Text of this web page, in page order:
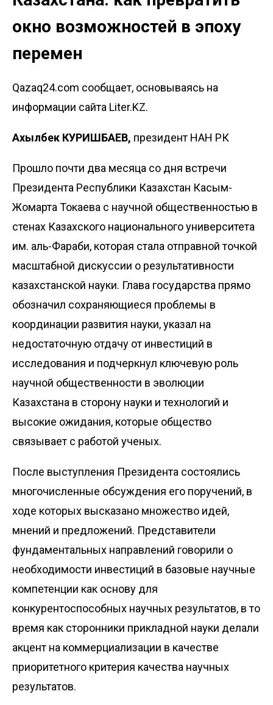
окно возможностей в эпоху
перемен
Qazaq24.com сообщает, основываясь на
информации сайта Liter.KZ.
Ахылбек КУРИШБАЕВ, президент НАН РК
Прошло почти два месяца со дня встречи
Президента Республики Казахстан Касым-
Жомарта Токаева с научной общественностью в
стенах Казахского национального университета
им. аль-Фараби, которая стала отправной точкой
масштабной дискуссии о результативности
казахстанской науки. Глава государства прямо
обозначил сохраняющиеся проблемы в
координации развития науки, указал на
недостаточную отдачу от инвестиций в
исследования и подчеркнул ключевую роль
научной общественности в эволюции
Казахстана в сторону науки и технологий и
высокие ожидания, которые общество
связывает с работой ученых.
После выступления Президента состоялись
многочисленные обсуждения его поручений, в
ходе которых высказано множество идей,
мнений и предложений. Представители
фундаментальных направлений говорили о
необходимости инвестиций в базовые научные
компетенции как основу для
конкурентоспособных научных результатов, в то
время как сторонники прикладной науки делали
акцент на коммерциализации в качестве
приоритетного критерия качества научных
результатов.